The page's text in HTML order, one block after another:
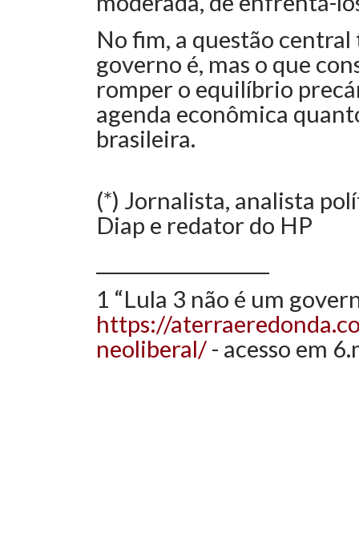
No fim, a questão central
governo é, mas o que
romper o equilíbrio
agenda econômica
brasileira.
(*) Jornalista, analista
Diap e redator do HP
1 “Lula 3 não é um
https://
neoliberal/ - acesso em